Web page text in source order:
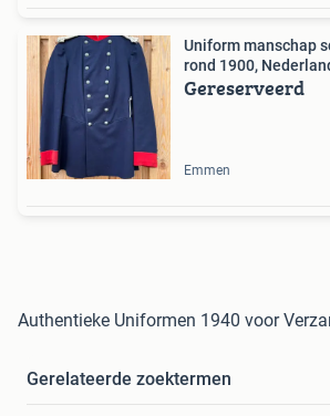
Uniform manschap
rond 1900,
Gereserveerd
Emmen
Authentieke Uniformen 1940 voor
Gerelateerde zoektermen